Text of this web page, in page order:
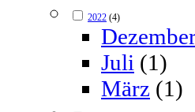
2022 (4)
Juli (1)
März (1)